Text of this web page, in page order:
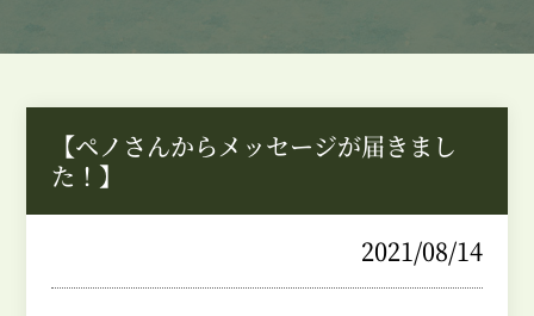
【ペノさんからメッセージが届きまし
た！】
2021/08/14